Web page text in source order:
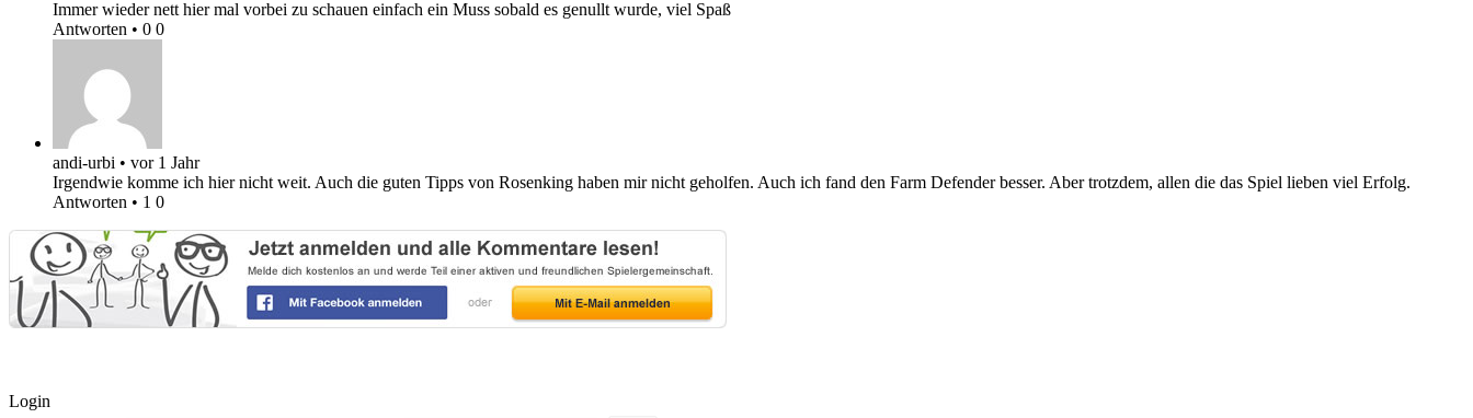
Immer wieder nett hier mal vorbei zu schauen einfach ein Muss sobald es genullt wurde, viel Spaß
Antworten • 0 0
andi-urbi • vor 1 Jahr
Irgendwie komme ich hier nicht weit. Auch die guten Tipps von Rosenking haben mir nicht geholfen. Auch ich fand den Farm Defender besser. Aber trotzdem, allen die das Spiel lieben viel Erfolg.
Antworten • 1 0
Login